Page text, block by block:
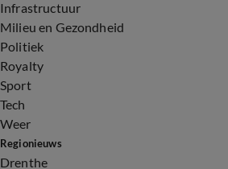
Infrastructuur
Milieu en Gezondheid
Politiek
Royalty
Sport
Tech
Weer
Regionieuws
Drenthe